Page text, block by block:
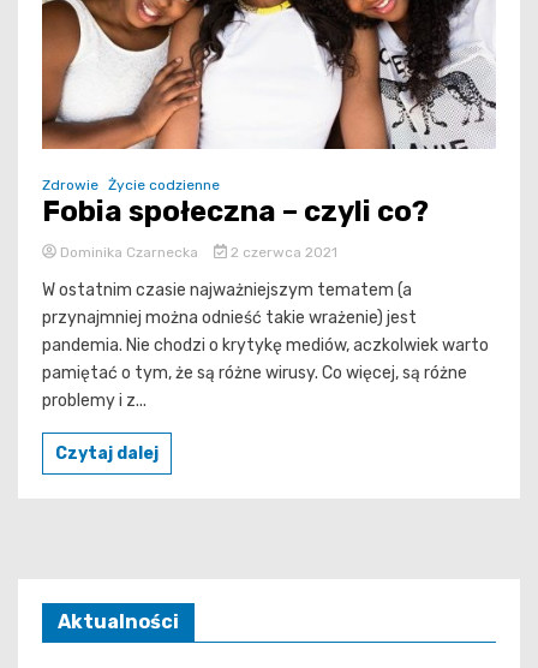
Zdrowie Życie codzienne
Fobia społeczna – czyli co?
Dominika Czarnecka 2 czerwca 2021
W ostatnim czasie najważniejszym tematem (a
przynajmniej można odnieść takie wrażenie) jest
pandemia. Nie chodzi o krytykę mediów, aczkolwiek warto
pamiętać o tym, że są różne wirusy. Co więcej, są różne
problemy i z...
Czytaj dalej
Aktualności